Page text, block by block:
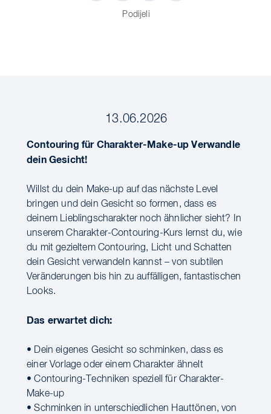
Podijeli
13.06.2026
Contouring für Charakter-Make-up Verwandle
dein Gesicht!
Willst du dein Make-up auf das nächste Level
bringen und dein Gesicht so formen, dass es
deinem Lieblingscharakter noch ähnlicher sieht? In
unserem Charakter-Contouring-Kurs lernst du, wie
du mit gezieltem Contouring, Licht und Schatten
dein Gesicht verwandeln kannst – von subtilen
Veränderungen bis hin zu auffälligen, fantastischen
Looks.
Das erwartet dich:
• Dein eigenes Gesicht so schminken, dass es
einer Vorlage oder einem Charakter ähnelt
• Contouring-Techniken speziell für Charakter-
Make-up
• Schminken in unterschiedlichen Hauttönen, von